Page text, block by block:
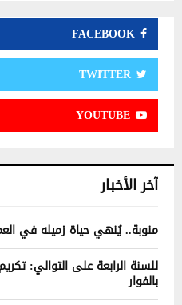
FACEBOOK
TWITTER
YOUTUBE
آخر الأخبار
منوبة.. يُنهي حياة زميله في
للسنة الرابعة على التوالي:
بالفوار